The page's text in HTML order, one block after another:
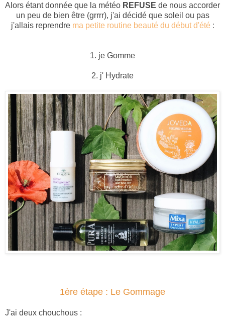
Alors étant donnée que la météo REFUSE de nous accorder
un peu de bien être (grrrr), j'ai décidé que soleil ou pas
j'allais reprendre ma petite routine beauté du début d'été:
1. je Gomme
2. j' Hydrate
1ère étape : Le Gommage
J'ai deux chouchous :